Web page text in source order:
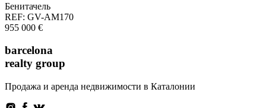
Бенитачель
REF: GV-AM170
955 000 €
barcelona
realty group
Продажа и аренда недвижимости в Каталонии